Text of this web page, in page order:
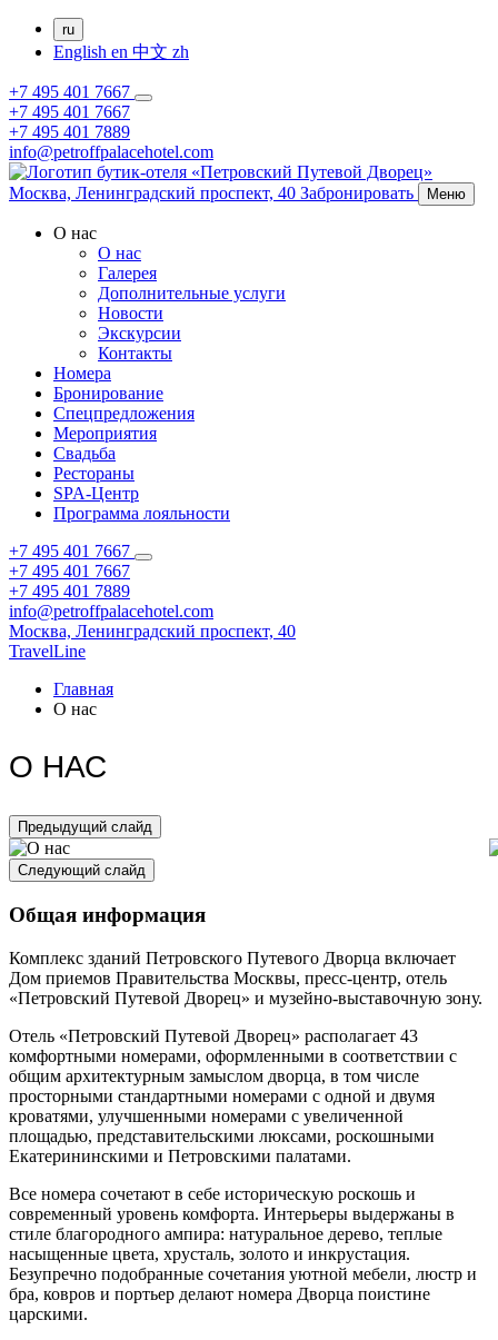
ru
English en 中文 zh
+7 495 401 7667
+7 495 401 7667
+7 495 401 7889
info@petroffpalacehotel.com
Москва, Ленинградский проспект, 40 Забронировать Меню
О нас
О нас
Галерея
Дополнительные услуги
Новости
Экскурсии
Контакты
Номера
Бронирование
Спецпредложения
Мероприятия
Свадьба
Рестораны
SPA-Центр
Программа лояльности
+7 495 401 7667
+7 495 401 7667
+7 495 401 7889
info@petroffpalacehotel.com
Москва, Ленинградский проспект, 40
TravelLine
Главная
О нас
О НАС
Предыдущий слайд
Следующий слайд
Общая информация
Комплекс зданий Петровского Путевого Дворца включает
Дом приемов Правительства Москвы, пресс-центр, отель
«Петровский Путевой Дворец» и музейно-выставочную зону.
Отель «Петровский Путевой Дворец» располагает 43
комфортными номерами, оформленными в соответствии с
общим архитектурным замыслом дворца, в том числе
просторными стандартными номерами с одной и двумя
кроватями, улучшенными номерами с увеличенной
площадью, представительскими люксами, роскошными
Екатерининскими и Петровскими палатами.
Все номера сочетают в себе историческую роскошь и
современный уровень комфорта. Интерьеры выдержаны в
стиле благородного ампира: натуральное дерево, теплые
насыщенные цвета, хрусталь, золото и инкрустация.
Безупречно подобранные сочетания уютной мебели, люстр и
бра, ковров и портьер делают номера Дворца поистине
царскими.